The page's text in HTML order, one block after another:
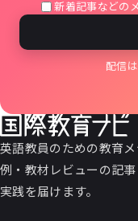
新着記事などの
配信
英語教員のための教育
例・教材レビューの記
実践を届けます。